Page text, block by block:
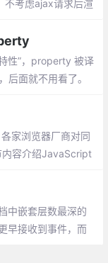
不考虑ajax请求后渲
性”，property 被译
后面就不用看了。
家浏览器厂商对同
容介绍JavaScript
中嵌套层数最深的
早接收到事件，而